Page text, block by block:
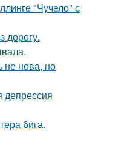
"Чучело" с
дорогу.
не нова, но
депрессия
бига.